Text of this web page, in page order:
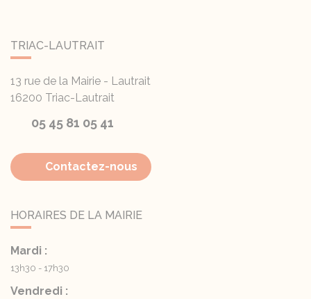
TRIAC-LAUTRAIT
13 rue de la Mairie - Lautrait
16200 Triac-Lautrait
05 45 81 05 41
Contactez-nous
HORAIRES DE LA MAIRIE
Mardi :
13h30 - 17h30
Vendredi :